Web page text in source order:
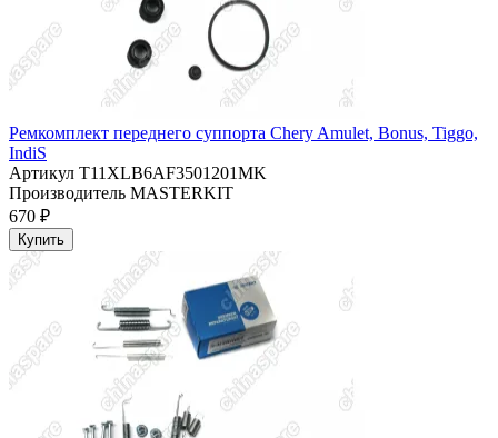
Ремкомплект переднего суппорта Chery Amulet, Bonus, Tiggo,
IndiS
Артикул T11XLB6AF3501201MK
Производитель MASTERKIT
670 ₽
Купить